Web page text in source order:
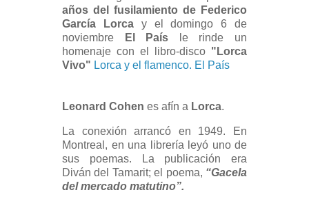
años del fusilamiento de Federico
García Lorcay el domingo 6 de
noviembre
El País le rinde un
homenaje con el libro-disco "Lorca
Vivo" Lorca y el flamenco. El País
Leonard Cohen es afín a Lorca.
La conexión arrancó en 1949. En
Montreal, en una librería leyó uno de
sus poemas. La publicación era
Diván del Tamarit; el poema, “Gacela
del mercado matutino”.